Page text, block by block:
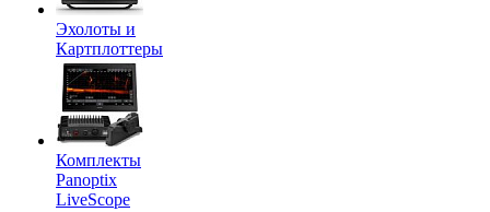
Эхолоты и
Картплоттеры
Комплекты
Panoptix
LiveScope